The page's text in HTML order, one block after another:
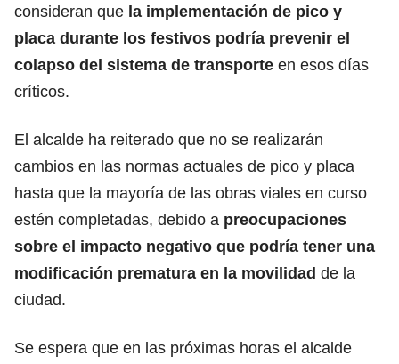
consideran que la implementación de pico y
placa durante los festivos podría prevenir el
colapso del sistema de transporte en esos días
críticos.
El alcalde ha reiterado que no se realizarán
cambios en las normas actuales de pico y placa
hasta que la mayoría de las obras viales en curso
estén completadas, debido a preocupaciones
sobre el impacto negativo que podría tener una
modificación prematura en la movilidad de la
ciudad.
Se espera que en las próximas horas el alcalde